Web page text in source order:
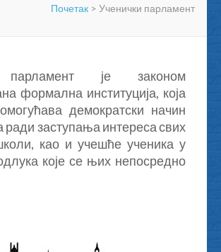
Почетак > Ученички парламент
парламент је законом
формална институција, која
демократски начин
заступања интереса свих
као и учешће ученика у
које се њих непосредно